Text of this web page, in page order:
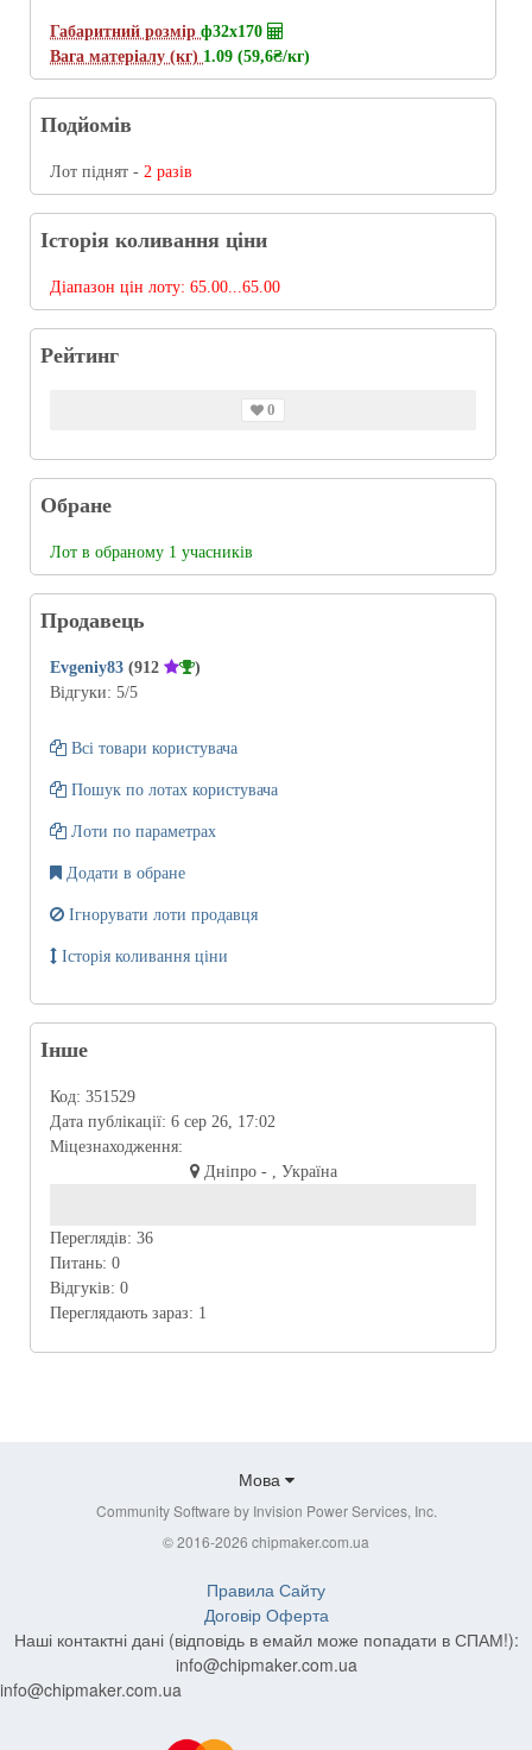
Габаритний розмір ф32х170
Вага матеріалу (кг) 1.09 (59,6₴/кг)
Подйомів
Лот піднят - 2 разів
Історія коливання ціни
Діапазон цін лоту: 65.00...65.00
Рейтинг
0
Обране
Лот в обраному 1 учасників
Продавець
Evgeniy83 (912
)
Відгуки: 5/5
Всі товари користувача
Пошук по лотах користувача
Лоти по параметрах
Додати в обране
Ігнорувати лоти продавця
Історія коливання ціни
Інше
Код: 351529
Дата публікації: 6 сер 26, 17:02
Міцезнаходження:
Дніпро - , Україна
Переглядів: 36
Питань: 0
Відгуків: 0
Переглядають зараз: 1
Мова
Community Software by Invision Power Services, Inc.
© 2016-2026 chipmaker.com.ua
Правила Сайту
Договір Оферта
Наші контактні дані (відповідь в емайл може попадати в СПАМ!):
info@chipmaker.com.ua
info@chipmaker.com.ua